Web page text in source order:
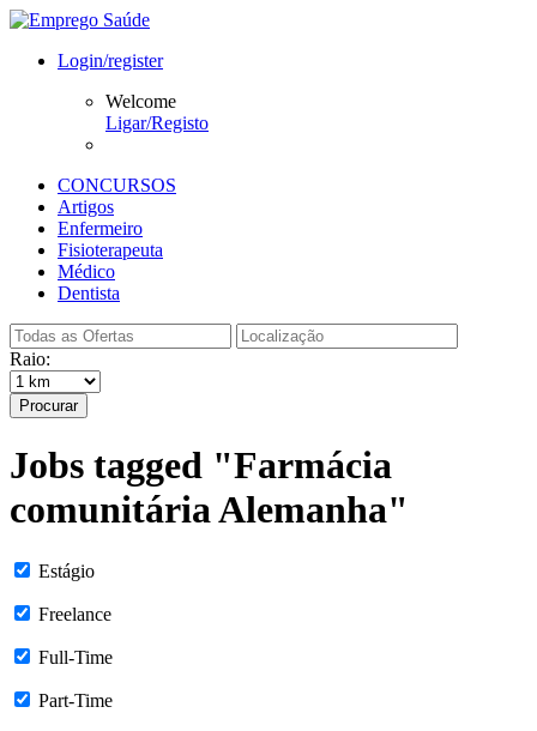
Login/register
Welcome
Ligar/Registo
CONCURSOS
Artigos
Enfermeiro
Fisioterapeuta
Médico
Dentista
Raio:
Procurar
Jobs tagged "Farmácia
comunitária Alemanha"
Estágio
Freelance
Full-Time
Part-Time